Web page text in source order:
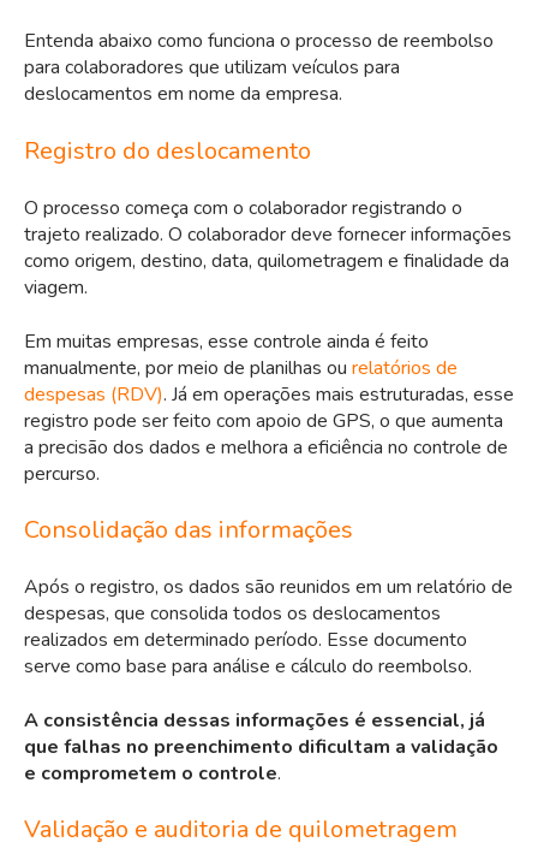
Entenda abaixo como funciona o processo de reembolso
para colaboradores que utilizam veículos para
deslocamentos em nome da empresa.
Registro do deslocamento
O processo começa com o colaborador registrando o
trajeto realizado. O colaborador deve fornecer informações
como origem, destino, data, quilometragem e finalidade da
viagem.
Em muitas empresas, esse controle ainda é feito
manualmente, por meio de planilhas ou relatórios de
despesas (RDV). Já em operações mais estruturadas, esse
registro pode ser feito com apoio de GPS, o que aumenta
a precisão dos dados e melhora a eficiência no controle de
percurso.
Consolidação das informações
Após o registro, os dados são reunidos em um relatório de
despesas, que consolida todos os deslocamentos
realizados em determinado período. Esse documento
serve como base para análise e cálculo do reembolso.
A consistência dessas informações é essencial, já
que falhas no preenchimento dificultam a validação
e comprometem o controle.
Validação e auditoria de quilometragem